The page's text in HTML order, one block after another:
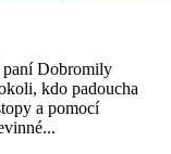
paní Dobromily
kdo padoucha
a pomocí